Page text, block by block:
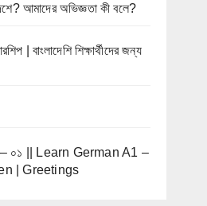
আমাদের অভিজ্ঞতা কী বলে?
| বাংলাদেশি শিক্ষার্থীদের জন্য
– ০১ || Learn German A1 –
| Greetings